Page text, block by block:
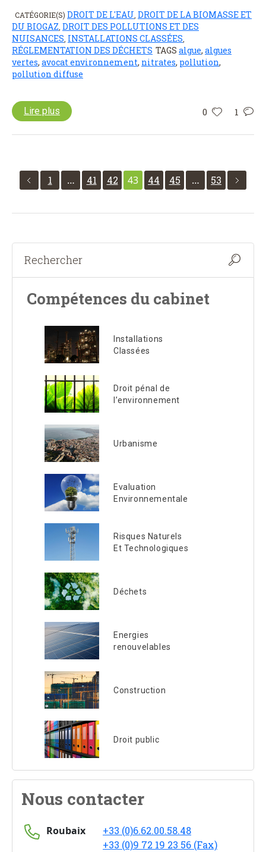
CATÉGORIE(S) DROIT DE L'EAU, DROIT DE LA BIOMASSE ET
DU BIOGAZ, DROIT DES POLLUTIONS ET DES
NUISANCES, INSTALLATIONS CLASSÉES,
RÉGLEMENTATION DES DÉCHETS TAGS algue, algues
vertes, avocat environnement, nitrates, pollution,
pollution diffuse
0 1
Lire plus
1 … 41 42 43 44 45 … 53
Compétences du cabinet
Installations
Classées
Droit pénal de
l’environnement
Urbanisme
Evaluation
Environnementale
Risques Naturels
Et Technologiques
Déchets
Energies
renouvelables
Construction
Droit public
Nous contacter
Roubaix
+33 (0)6.62.00.58.48
+33 (0)9 72 19 23 56 (Fax)